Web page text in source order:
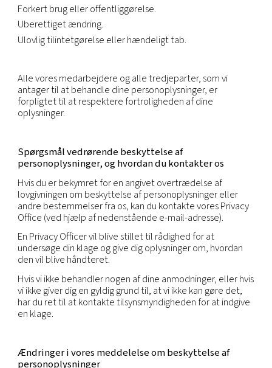
Du har ret til uden begrænsning at modtage en
de data, der vedrører dig, og som behandles,
intervaller og uden unødig forsinkelse eller
Du har ret til at få berigtiget eller opdateret
eller forældede personoplysninger.
Du har ret til sletning af personoplysninger.
situation at gøre indsigelse mod behandlingen af
personoplysninger, medmindre denne
påkrævet ved lov. Hvis indsigelsen er berettiget,
behandlingen ophøre.
Du har muligvis ret til at anmode om
Dataportabilitet er levering af dine
struktureret, almindeligt anvendt og
format, så de nemt kan overføres til en anden
Retten til dataportabilitet er underlagt
dvs. at dataportabilitet ikke gælder for
må skade andres rettigheder eller følsomme
virksomhedsoplysninger.
disse afgørelser har retsvirkning eller betydeligt